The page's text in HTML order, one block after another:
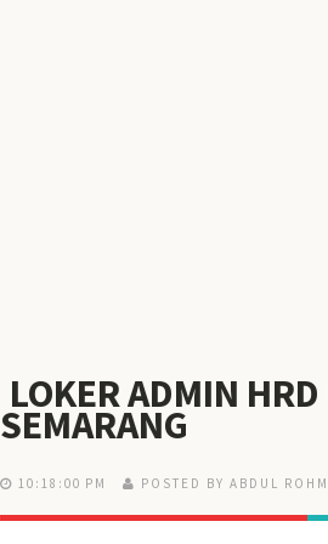
LOKER ADMIN
SEMARANG
10:18:00 PM POSTED BY ABDUL